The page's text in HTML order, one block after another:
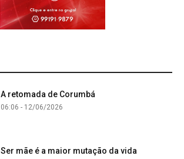
A retomada de Corumbá
06:06 - 12/06/2026
Ser mãe é a maior mutação da vida